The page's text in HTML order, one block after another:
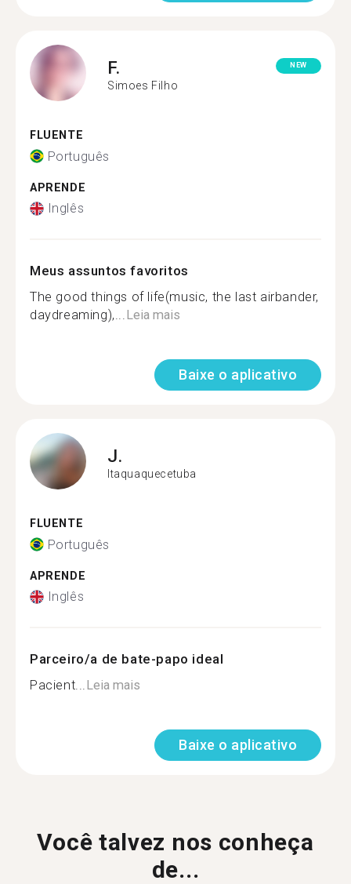
F.
Simoes Filho
NEW
FLUENTE
Português
APRENDE
Inglês
Meus assuntos favoritos
The good things of life(music, the last airbander,
daydreaming),...Leia mais
Baixe o aplicativo
J.
Itaquaquecetuba
FLUENTE
Português
APRENDE
Inglês
Parceiro/a de bate-papo ideal
Pacient...Leia mais
Baixe o aplicativo
Você talvez nos conheça
de...